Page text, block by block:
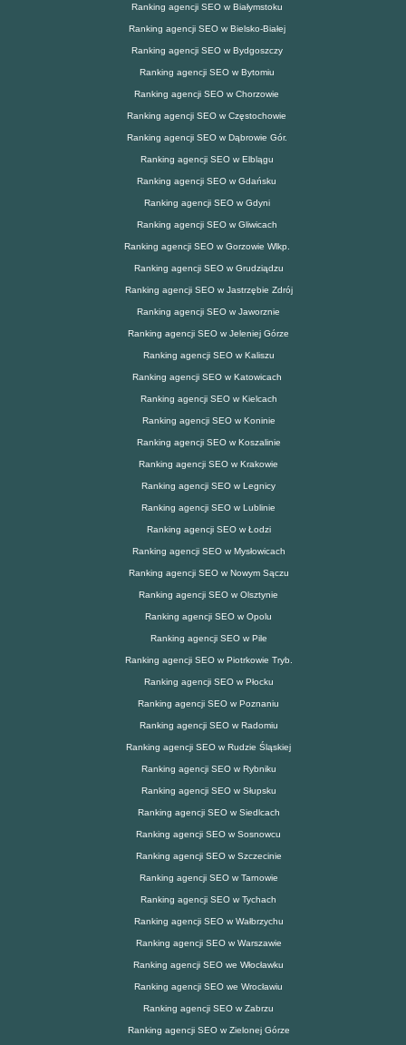
Ranking agencji SEO w Białymstoku
Ranking agencji SEO w Bielsko-Białej
Ranking agencji SEO w Bydgoszczy
Ranking agencji SEO w Bytomiu
Ranking agencji SEO w Chorzowie
Ranking agencji SEO w Częstochowie
Ranking agencji SEO w Dąbrowie Gór.
Ranking agencji SEO w Elblągu
Ranking agencji SEO w Gdańsku
Ranking agencji SEO w Gdyni
Ranking agencji SEO w Gliwicach
Ranking agencji SEO w Gorzowie Wlkp.
Ranking agencji SEO w Grudziądzu
Ranking agencji SEO w Jastrzębie Zdrój
Ranking agencji SEO w Jaworznie
Ranking agencji SEO w Jeleniej Górze
Ranking agencji SEO w Kaliszu
Ranking agencji SEO w Katowicach
Ranking agencji SEO w Kielcach
Ranking agencji SEO w Koninie
Ranking agencji SEO w Koszalinie
Ranking agencji SEO w Krakowie
Ranking agencji SEO w Legnicy
Ranking agencji SEO w Lublinie
Ranking agencji SEO w Łodzi
Ranking agencji SEO w Mysłowicach
Ranking agencji SEO w Nowym Sączu
Ranking agencji SEO w Olsztynie
Ranking agencji SEO w Opolu
Ranking agencji SEO w Pile
Ranking agencji SEO w Piotrkowie Tryb.
Ranking agencji SEO w Płocku
Ranking agencji SEO w Poznaniu
Ranking agencji SEO w Radomiu
Ranking agencji SEO w Rudzie Śląskiej
Ranking agencji SEO w Rybniku
Ranking agencji SEO w Słupsku
Ranking agencji SEO w Siedlcach
Ranking agencji SEO w Sosnowcu
Ranking agencji SEO w Szczecinie
Ranking agencji SEO w Tarnowie
Ranking agencji SEO w Tychach
Ranking agencji SEO w Wałbrzychu
Ranking agencji SEO w Warszawie
Ranking agencji SEO we Włocławku
Ranking agencji SEO we Wrocławiu
Ranking agencji SEO w Zabrzu
Ranking agencji SEO w Zielonej Górze